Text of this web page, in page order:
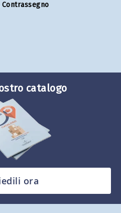
Contrassegno
catalogo
ora